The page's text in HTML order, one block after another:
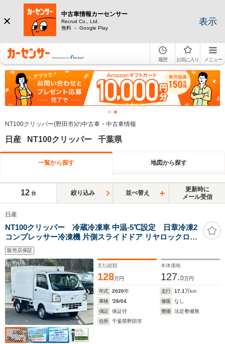
中古車情報カーセンサー
Recruit Co., Ltd.
無料 － Google Play
表示
履歴 お気に入り メニュー
NT100クリッパー(野田市)の中古車・中古車情報
日産 NT100クリッパー 千葉県
一覧から探す 地図から探す
12 台 絞り込み 並べ替え
更新時に
メール受信
日産
NT100クリッパー 冷蔵冷凍車 中温-5℃設定 日章冷凍2
コンプレッサー冷凍機 片側スライドドア リヤロックロッ
ド扉 セーフティーサポート 社外ナビ・TV・バックカメラ
ETC ABS 左右90度ストッパー 樹脂製スノコ 庫内ライト
荷箱カギ
販売店保証
支払総額
128万円
本体価格
127.0万円
年式 2020年 走行 17.1万km
車検
'28/04 修復
なし
保証
保証付 整備
法定整備無
住所
千葉県野田市